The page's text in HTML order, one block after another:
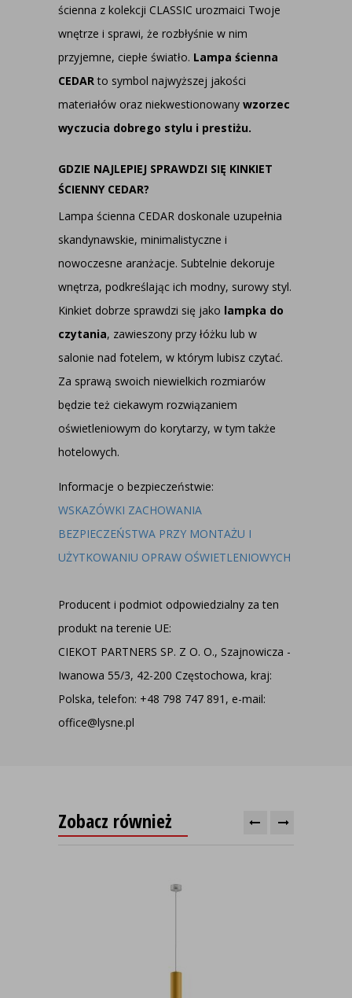
ścienna z kolekcji CLASSIC urozmaici Twoje
wnętrze i sprawi, że rozbłyśnie w nim
przyjemne, ciepłe światło. Lampa ścienna
CEDARto symbol najwyższej jakości
materiałów oraz niekwestionowany wzorzec
wyczucia dobrego stylu i prestiżu.
GDZIE NAJLEPIEJ SPRAWDZI SIĘ KINKIET
ŚCIENNY CEDAR?
Lampa ścienna CEDAR doskonale uzupełnia
skandynawskie, minimalistyczne i
nowoczesne aranżacje. Subtelnie dekoruje
wnętrza, podkreślając ich modny, surowy styl.
Kinkiet dobrze sprawdzi się jako lampka do
czytania, zawieszony przy łóżku lub w
salonie nad fotelem, w którym lubisz czytać.
Za sprawą swoich niewielkich rozmiarów
będzie też ciekawym rozwiązaniem
oświetleniowym do korytarzy, w tym także
hotelowych.
Informacje o bezpieczeństwie:
WSKAZÓWKI ZACHOWANIA
BEZPIECZEŃSTWA PRZY MONTAŻU I
UŻYTKOWANIU OPRAW OŚWIETLENIOWYCH
Producent i podmiot odpowiedzialny za ten
produkt na terenie UE:
CIEKOT PARTNERS SP. Z O. O., Szajnowicza -
Iwanowa 55/3, 42-200 Częstochowa, kraj:
Polska, telefon: +48 798 747 891, e-mail:
office@lysne.pl
Zobacz również